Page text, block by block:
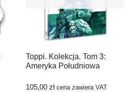
Toppi. Kolekcja. Tom 3:
Ameryka Południowa
105,00zł cena zawiera VAT